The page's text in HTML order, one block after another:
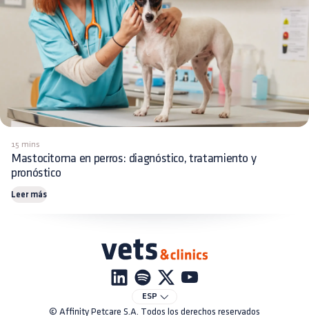
15 mins
Mastocitoma en perros: diagnóstico, tratamiento y
pronóstico
Leer más
ESP
© Affinity Petcare S.A. Todos los derechos reservados